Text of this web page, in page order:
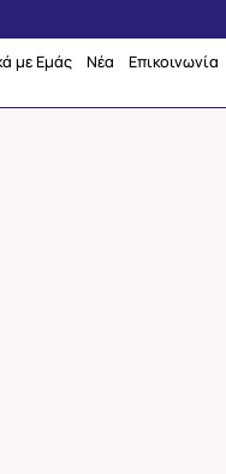
με Εμάς Νέα Επικοινωνία